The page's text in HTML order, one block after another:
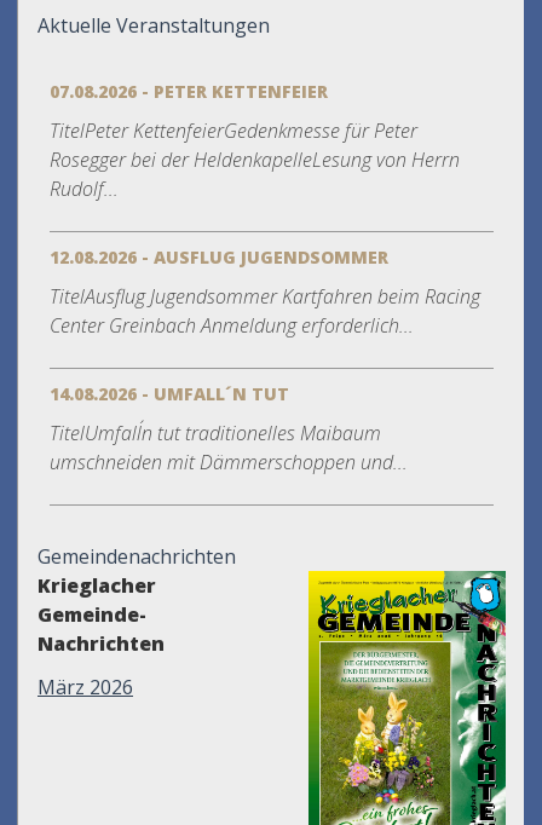
Aktuelle Veranstaltungen
07.08.2026 - PETER KETTENFEIER
TitelPeter KettenfeierGedenkmesse für Peter
Rosegger bei der HeldenkapelleLesung von Herrn
Rudolf...
12.08.2026 - AUSFLUG JUGENDSOMMER
TitelAusflug Jugendsommer Kartfahren beim Racing
Center Greinbach Anmeldung erforderlich...
14.08.2026 - UMFALL´N TUT
TitelUmfall´n tut traditionelles Maibaum
umschneiden mit Dämmerschoppen und...
Gemeindenachrichten
Krieglacher
Gemeinde-
Nachrichten
März 2026